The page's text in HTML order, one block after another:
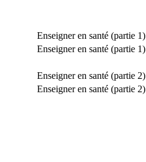
Enseigner en santé (partie 1)
Enseigner en santé (partie 1)
Enseigner en santé (partie 2)
Enseigner en santé (partie 2)